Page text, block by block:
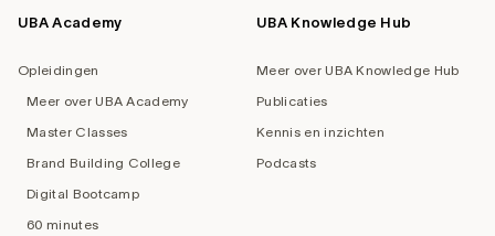
UBA Academy
Opleidingen
Meer over UBA Academy
Master Classes
Brand Building College
Digital Bootcamp
60 minutes
UBA Knowledge Hub
Meer over UBA Knowledge Hub
Publicaties
Kennis en inzichten
Podcasts